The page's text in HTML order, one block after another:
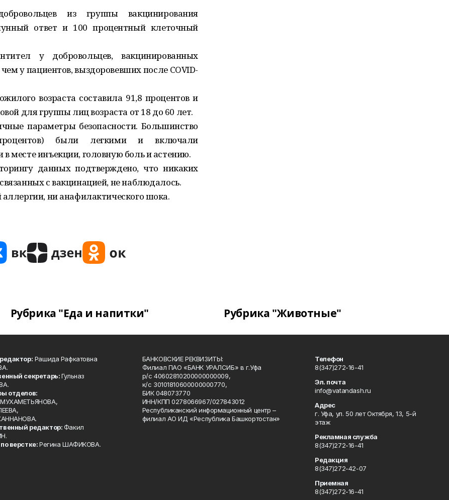
из группы вакцинирования
ответ и 100 процентный клеточный
у добровольцев, вакцинированных
у пациентов, выздоровевших после COVID-
возраста составила 91,8 процентов и
для группы лиц возраста от 18 до 60 лет.
параметры безопасности. Большинство
были легкими и включали
месте инъекции, головную боль и астению.
данных подтверждено, что никаких
с вакцинацией, не наблюдалось.
ни анафилактического шока.
Рубрика "Еда и напитки" Рубрика "Животные"
Рашида Рафкатовна
секретарь:Гульназ
отделов:
редактор:Факил
верстке:Регина ШАФИКОВА.
БАНКОВСКИЕ РЕКВИЗИТЫ:
Филиал ПАО «БАНК УРАЛСИБ» в г.Уфа
р/с 40602810200000000009,
к/с 30101810600000000770,
БИК 048073770
ИНН/КПП 0278066967/027843012
Республиканский информационный центр –
филиал АО ИД «Республика Башкортостан»
Телефон
8(347)272-16-41
Эл. почта
info@vatandash.ru
Адрес
г. Уфа, ул. 50 лет Октября, 13, 5-й
этаж
Рекламная служба
8(347)272-16-41
Редакция
8(347)272-42-07
Приемная
8(347)272-16-41